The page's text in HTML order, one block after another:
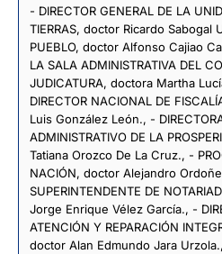
- DIRECTOR GENERAL DE LA
TIERRAS, doctor Ricardo Sabogal
PUEBLO, doctor Alfonso Cajiao
LA SALA ADMINISTRATIVA DEL
JUDICATURA, doctora Martha
DIRECTOR NACIONAL DE
Luis González León., -
ADMINISTRATIVO DE LA
Tatiana Orozco De La Cruz., -
NACIÓN, doctor Alejandro
SUPERINTENDENTE DE
Jorge Enrique Vélez García., -
ATENCIÓN Y REPARACIÓN
doctor Alan Edmundo Jara